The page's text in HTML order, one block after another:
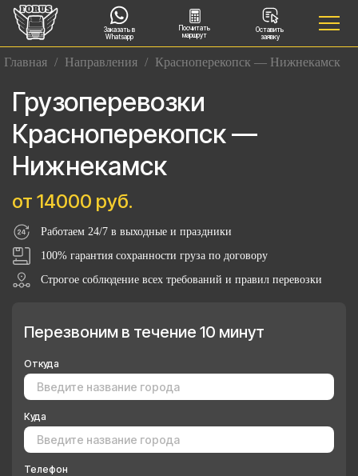
Заказать в
Whatsapp
Посчитать
маршрут
Оставить
заявку
Главная / Направления / Красноперекопск — Нижнекамск
Грузоперевозки
Красноперекопск —
Нижнекамск
от 14000 руб.
Работаем 24/7 в выходные и праздники
100% гарантия сохранности груза по договору
Строгое соблюдение всех требований и правил перевозки
Перезвоним в течение 10 минут
Откуда
Куда
Телефон